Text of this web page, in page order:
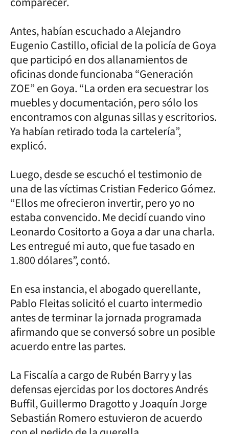
Antes, habían escuchado a Alejandro
Eugenio Castillo, oficial de la policía de Goya
que participó en dos allanamientos de
oficinas donde funcionaba “Generación
ZOE” en Goya. “La orden era secuestrar los
muebles y documentación, pero sólo los
encontramos con algunas sillas y escritorios.
Ya habían retirado toda la cartelería”,
explicó.
Luego, desde se escuchó el testimonio de
una de las víctimas Cristian Federico Gómez.
“Ellos me ofrecieron invertir, pero yo no
estaba convencido. Me decidí cuando vino
Leonardo Cositorto a Goya a dar una charla.
Les entregué mi auto, que fue tasado en
1.800 dólares”, contó.
En esa instancia, el abogado querellante,
Pablo Fleitas solicitó el cuarto intermedio
antes de terminar la jornada programada
afirmando que se conversó sobre un posible
acuerdo entre las partes.
La Fiscalía a cargo de Rubén Barry y las
defensas ejercidas por los doctores Andrés
Buffil, Guillermo Dragotto y Joaquín Jorge
Sebastián Romero estuvieron de acuerdo